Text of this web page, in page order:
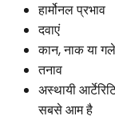
हार्मोनल प्रभाव
दवाएं
कान, नाक या
तनाव
अस्थायी
सबसे आम है